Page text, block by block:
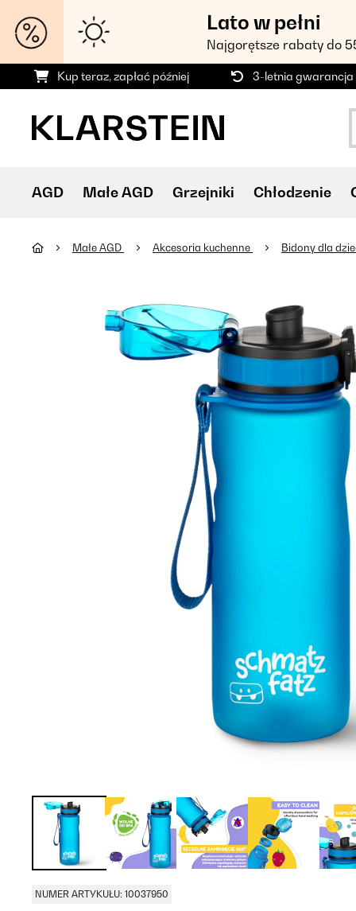
Lato w pełni
Najgorętsze rabaty do
Kup teraz, zapłać później 3-letnia gwarancja
AGD Małe AGD Grzejniki Chłodzenie
Małe AGD Akcesoria kuchenne Bidony dla
NUMER ARTYKUŁU: 10037950